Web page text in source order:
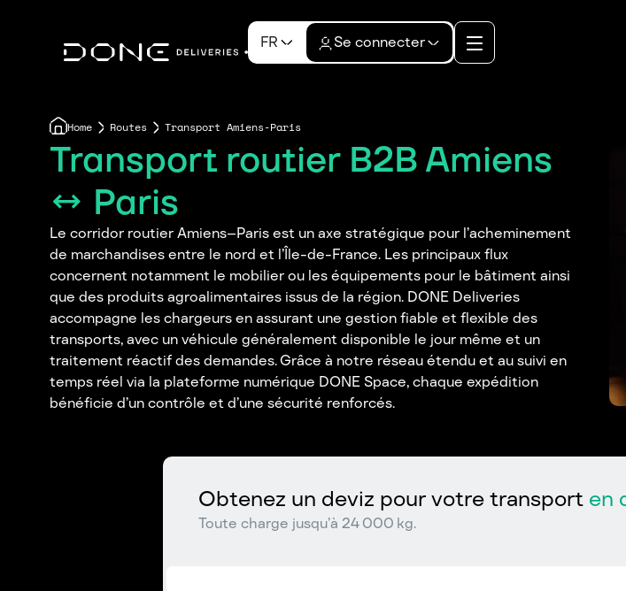
FR Se connecter
Home Routes Transport Amiens-Paris
Transport routier B2B Amiens
↔ Paris
Le corridor routier Amiens–Paris est un axe stratégique pour l’acheminement
de marchandises entre le nord et l’Île-de-France. Les principaux flux
concernent notamment le mobilier ou les équipements pour le bâtiment ainsi
que des produits agroalimentaires issus de la région. DONE Deliveries
accompagne les chargeurs en assurant une gestion fiable et flexible des
transports, avec un véhicule généralement disponible le jour même et un
traitement réactif des demandes. Grâce à notre réseau étendu et au suivi en
temps réel via la plateforme numérique DONE Space, chaque expédition
bénéficie d’un contrôle et d’une sécurité renforcés.
Obtenez un deviz pour votre transport en
Toute charge jusqu’à 24 000 kg.